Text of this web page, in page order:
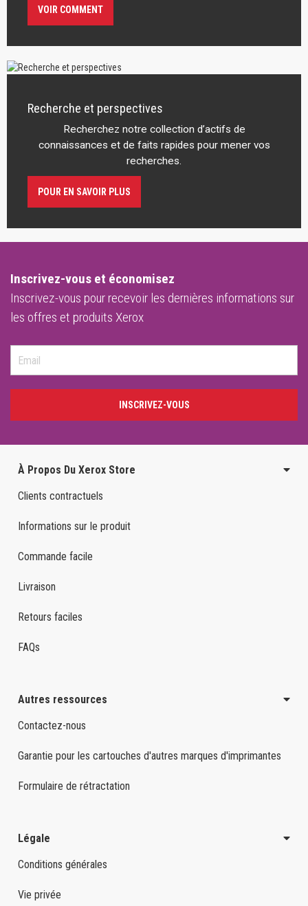
VOIR COMMENT
Recherche et perspectives
Recherchez notre collection d’actifs de
connaissances et de faits rapides pour mener vos
recherches.
POUR EN SAVOIR PLUS
Inscrivez-vous et économisez
Inscrivez-vous pour recevoir les dernières informations sur
les offres et produits Xerox
INSCRIVEZ-VOUS
À Propos Du Xerox Store
Clients contractuels
Informations sur le produit
Commande facile
Livraison
Retours faciles
FAQs
Autres ressources
Contactez-nous
Garantie pour les cartouches d'autres marques d'imprimantes
Formulaire de rétractation
Légale
Conditions générales
Vie privée